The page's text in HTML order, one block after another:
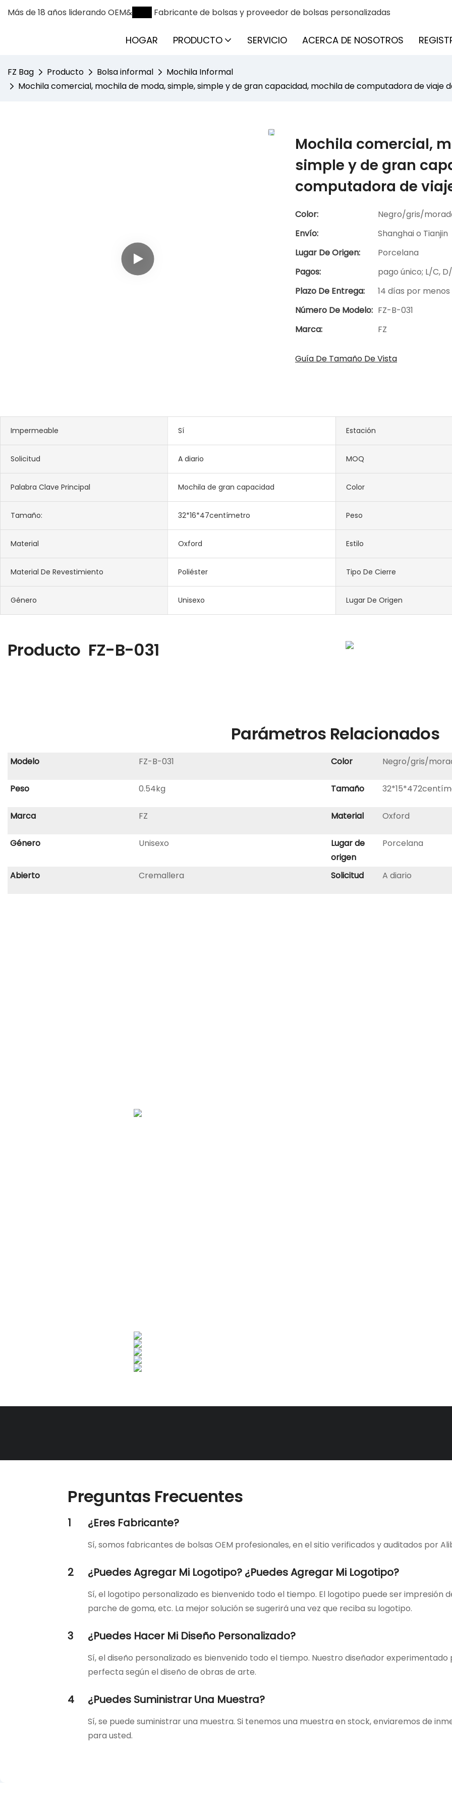
Más de 18 años liderando OEM& Fabricante de bolsas y proveedor de bolsas personalizadas
HOGAR PRODUCTO SERVICIO ACERCA DE NOSOTROS
FZ Bag Producto Bolsa informal
Mochila Informal
Mochila comercial, mochila de moda, simple, simple y de gran capacidad, mochila de computadora de viaje
Mochila comercial,
simple y de gran
computadora de
Color:
Negro/gris/
Envío:
Shanghai o Tianjin
Lugar De Origen:
Porcelana
Pagos:
pago único; L/C,
Plazo De Entrega:
14 días por menos
Número De Modelo: FZ-B-031
Marca:
FZ
Guía De Tamaño De Vista
Impermeable Sí Estación
Solicitud A diario MOQ
Palabra Clave Principal Mochila de gran capacidad Color
Tamaño: 32*16*47centímetro Peso
Material Oxford Estilo
Material De Revestimiento Poliéster Tipo De Cierre
Género Unisexo Lugar De Origen
Producto FZ-B-031
Parámetros Relacionados
Modelo FZ-B-031 Color Negro/gris/
Peso 0.54kg Tamaño
Marca FZ Material Oxford
Género Unisexo
Lugar de
origen
Porcelana
Abierto Cremallera Solicitud A diario
Preguntas Frecuentes
1 ¿Eres Fabricante?
Sí, somos fabricantes de bolsas OEM profesionales, en el sitio verificados y auditados por
2 ¿Puedes Agregar Mi Logotipo? ¿Puedes Agregar Mi Logotipo?
Sí, el logotipo personalizado es bienvenido todo el tiempo. El logotipo puede ser impresión
parche de goma, etc. La mejor solución se sugerirá una vez que reciba su logotipo.
3 ¿Puedes Hacer Mi Diseño Personalizado?
Sí, el diseño personalizado es bienvenido todo el tiempo. Nuestro diseñador
perfecta según el diseño de obras de arte.
4 ¿Puedes Suministrar Una Muestra?
Sí, se puede suministrar una muestra. Si tenemos una muestra en stock, enviaremos de
para usted.